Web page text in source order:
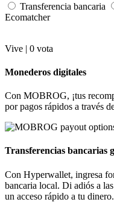
Transferencia bancaria
Ecomatcher
Vive | 0 vota
Monederos digitales
Con MOBROG, ¡tus
por pagos rápidos a través
Transferencias bancarias
Con Hyperwallet, ingresa
bancaria local. Di adiós a
un acceso rápido a tu dinero.